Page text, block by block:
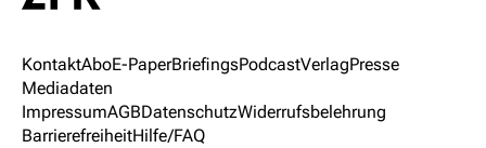
KontaktAboE-PaperBriefingsPodcastVerlagPresse
Mediadaten
ImpressumAGBDatenschutzWiderrufsbelehrung
BarrierefreiheitHilfe/FAQ